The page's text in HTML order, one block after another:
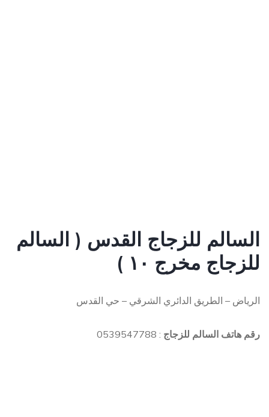
السالم للزجاج القدس ( السالم
للزجاج مخرج ١٠ )
الرياض – الطريق الدائري الشرقي – حي القدس
رقم هاتف السالم للزجاج : 0539547788